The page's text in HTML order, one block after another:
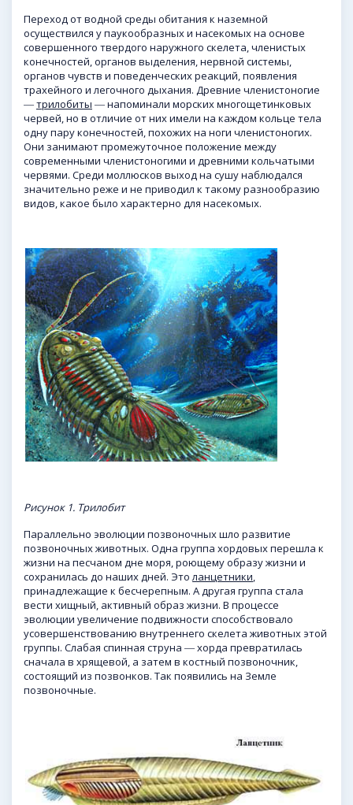
Переход от водной среды обитания к наземной
осуществился у паукообразных и насекомых на основе
совершенного твердого наружного скелета, членистых
конечностей, органов выделения, нервной системы,
органов чувств и поведенческих реакций, появления
трахейного и легочного дыхания. Древние членистоногие
―трилобиты ― напоминали морских многощетинковых
червей, но в отличие от них имели на каждом кольце тела
одну пару конечностей, похожих на ноги членистоногих.
Они занимают промежуточное положение между
современными членистоногими и древними кольчатыми
червями. Среди моллюсков выход на сушу наблюдался
значительно реже и не приводил к такому разнообразию
видов, какое было характерно для насекомых.
Рисунок 1. Трилобит
Параллельно эволюции позвоночных шло развитие
позвоночных животных. Одна группа хордовых перешла к
жизни на песчаном дне моря, роющему образу жизни и
сохранилась до наших дней. Этоланцетники,
принадлежащие к бесчерепным. А другая группа стала
вести хищный, активный образ жизни. В процессе
эволюции увеличение подвижности способствовало
усовершенствованию внутреннего скелета животных этой
группы. Слабая спинная струна ― хорда превратилась
сначала в хрящевой, а затем в костный позвоночник,
состоящий из позвонков. Так появились на Земле
позвоночные.